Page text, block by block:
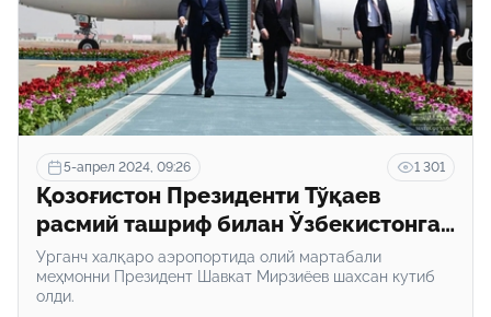
5-апрел 2024, 09:26 1 301
Қозоғистон Президенти Тўқаев
расмий ташриф билан Ўзбекистонга
келди
Урганч халқаро аэропортида олий мартабали
меҳмонни Президент Шавкат Мирзиёев шахсан кутиб
олди.